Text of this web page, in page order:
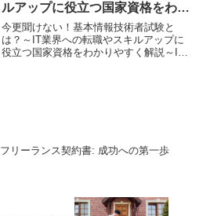
ルアップに役立つ国家資格をわか
りやすく解説～
今更聞けない！基本情報技術者試験と
は？～IT業界への転職やスキルアップに
役立つ国家資格をわかりやすく解説～IT
フリーランス契約書: 成功への第一歩